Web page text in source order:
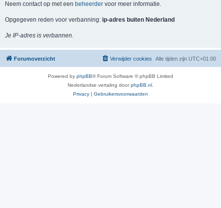
Neem contact op met een beheerder voor meer informatie.
Opgegeven reden voor verbanning: ip-adres buiten Nederland
Je IP-adres is verbannen.
Forumoverzicht Alle tijden zijn UTC+01:00
Verwijder cookies
Powered by phpBB® Forum Software © phpBB Limited
Nederlandse vertaling doorphpBB.nl
Privacy | Gebruikersvoorwaarden